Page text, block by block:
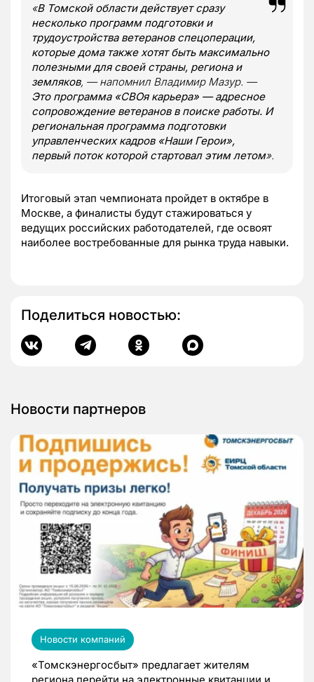
«В Томской области действует сразу
несколько программ подготовки и
трудоустройства ветеранов спецоперации,
которые дома также хотят быть максимально
полезными для своей страны, региона и
земляков, — напомнил Владимир Мазур. —
Это программа «СВОя карьера» — адресное
сопровождение ветеранов в поиске работы. И
региональная программа подготовки
управленческих кадров «Наши Герои»,
первый поток которой стартовал этим летом».
Итоговый этап чемпионата пройдет в октябре в
Москве, а финалисты будут стажироваться у
ведущих российских работодателей, где освоят
наиболее востребованные для рынка труда навыки.
Поделиться новостью:
Новости партнеров
Новости компаний
«Томскэнергосбыт» предлагает жителям